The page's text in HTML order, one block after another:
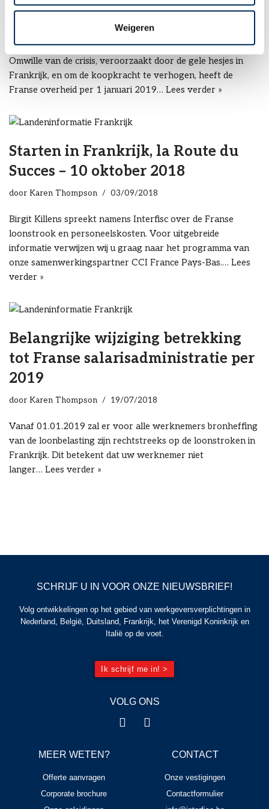
Weigeren
regelgeving in Frankrijk
28/03/2019
Omwille van de crisis, veroorzaakt door de gele hesjes in
Frankrijk, en om de koopkracht te verhogen, heeft de
Franse overheid per 1 januari 2019… Lees verder »
Starten in Frankrijk, la Route du
Succes – 10 oktober 2018
door Karen Thompson 03/09/2018
Birgit Killens spreekt namens Interfisc over de Franse
loonstrook en personeelskosten. Voor uitgebreide
informatie verwijzen wij u graag naar het programma van
onze samenwerkingspartner CCI France Pays-Bas.… Lees
verder »
Belangrijke wijziging betrekking
tot Franse salarisadministratie per
2019
door Karen Thompson 19/07/2018
Vanaf 01.01.2019 zal er voor alle werknemers bronheffing
van de loonbelasting zijn rechtstreeks op de loonstroken in
Frankrijk. Dit betekent dat uw werknemer niet
langer… Lees verder »
CONTACT
Onze vestigingen
Contactformulier
MEER WETEN?
Offerte aanvragen
Corporate brochure
VOLG ONS
SCHRIJF U IN VOOR ONZE NIEUWSBRIEF!
Volg ontwikkelingen op het gebied van werkgeversverplichtingen in
Nederland, België, Duitsland, Frankrijk, het Verenigd Koninkrijk en
Italië op de voet.
Ik schrijf me in! >